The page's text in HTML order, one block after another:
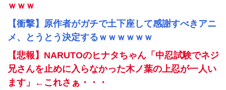
ｗｗｗ
【衝撃】原作者がガチで土下座して感謝すべきアニ
メ、とうとう決定するｗｗｗｗｗｗ
【悲報】NARUTOのヒナタちゃん「中忍試験でネジ
兄さんを止めに入らなかった木ノ葉の上忍が一人い
ます」←これさぁ・・・